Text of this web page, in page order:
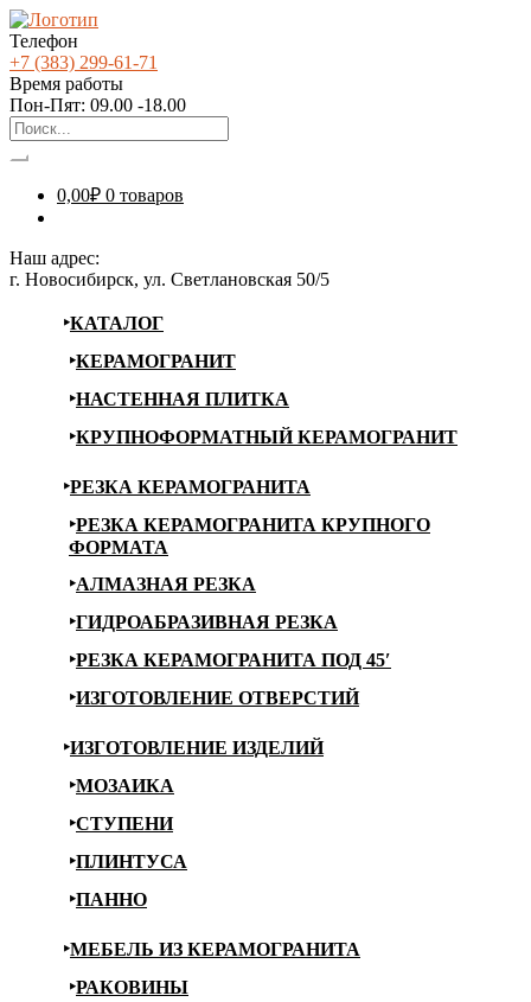
Телефон
+7 (383) 299-61-71
Время работы
Пон-Пят: 09.00 -18.00
0,00₽ 0 товаров
Наш адрес:
г. Новосибирск, ул. Светлановская 50/5
КАТАЛОГ
КЕРАМОГРАНИТ
НАСТЕННАЯ ПЛИТКА
КРУПНОФОРМАТНЫЙ КЕРАМОГРАНИТ
РЕЗКА КЕРАМОГРАНИТА
РЕЗКА КЕРАМОГРАНИТА КРУПНОГО
ФОРМАТА
АЛМАЗНАЯ РЕЗКА
ГИДРОАБРАЗИВНАЯ РЕЗКА
РЕЗКА КЕРАМОГРАНИТА ПОД 45′
ИЗГОТОВЛЕНИЕ ОТВЕРСТИЙ
ИЗГОТОВЛЕНИЕ ИЗДЕЛИЙ
МОЗАИКА
СТУПЕНИ
ПЛИНТУСА
ПАННО
МЕБЕЛЬ ИЗ КЕРАМОГРАНИТА
РАКОВИНЫ